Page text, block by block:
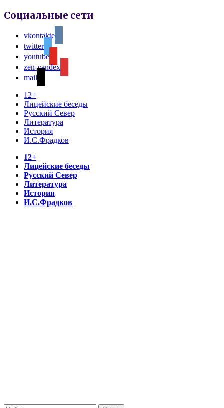
Социальные сети
vkontakte
twitter
youtube
zen-yandex
mail
12+
Лицейские беседы
Русский Север
Литература
История
И.С.Фрадков
12+
Лицейские беседы
Русский Север
Литература
История
И.С.Фрадков